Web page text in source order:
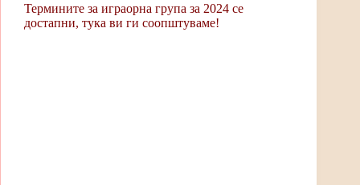
Термините за играорна група за 2024 се
достапни, тука ви ги соопштуваме!